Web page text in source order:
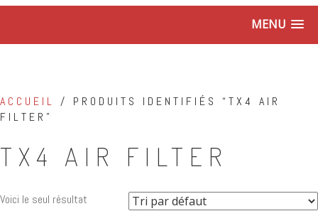
MENU
ACCUEIL / PRODUITS IDENTIFIÉS “TX4 AIR
FILTER”
TX4 AIR FILTER
Voici le seul résultat